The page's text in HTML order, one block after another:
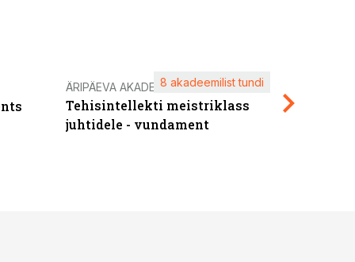
ÄRIPÄEVA AKADEEMIA
Tehisintellekti meistriklass
juhtidele - vundament
8 akadeemilist tundi